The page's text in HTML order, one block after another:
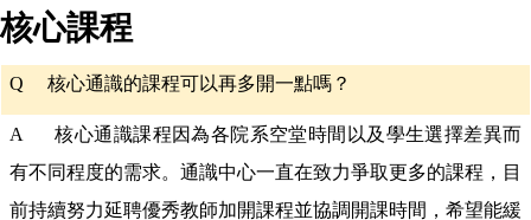
核心課程
Q 核心通識的課程可以再多開一點嗎？
A 核心通識課程因為各院系空堂時間以及學生選擇差異而
有不同程度的需求。通識中心一直在致力爭取更多的課程，目
前持續努力延聘優秀教師加開課程並協調開課時間，希望能緩